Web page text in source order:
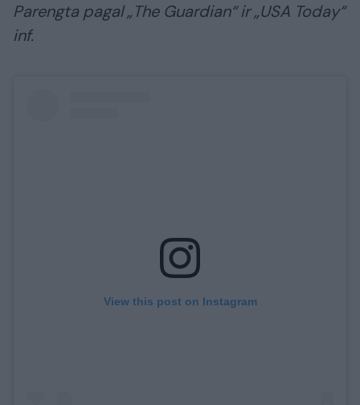
Parengta pagal „The Guardian“ ir „USA Today“
inf.
View this post on Instagram